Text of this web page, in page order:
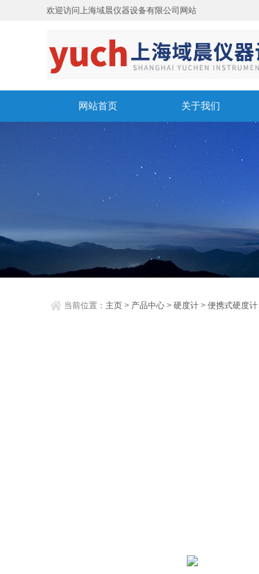
欢迎访问上海域晨仪器设备有限公司网站
网站首页 关于我们
当前位置： 主页 > 产品中心 >硬度计 >便携式硬度计